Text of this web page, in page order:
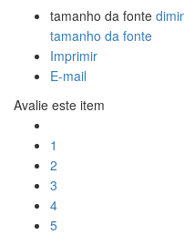
tamanho da fonte
tamanho da fonte
Imprimir
E-mail
Avalie este item
1
2
3
4
5